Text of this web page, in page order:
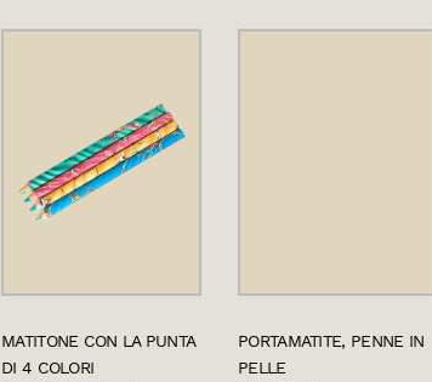
MATITONE CON LA PUNTA
DI 4 COLORI
PORTAMATITE, PENNE IN
PELLE